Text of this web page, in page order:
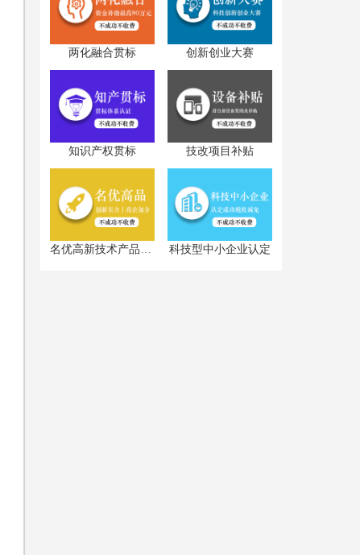
两化融合贯标 创新创业大赛
知识产权贯标 技改项目补贴
科技型中小企业认定